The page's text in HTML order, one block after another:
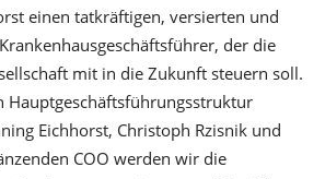
einen tatkräftigen, versierten und
der die
mit in die Zukunft steuern soll.
Hauptgeschäftsführungsstruktur
Eichhorst, Christoph Rzisnik und
COO werden wir die